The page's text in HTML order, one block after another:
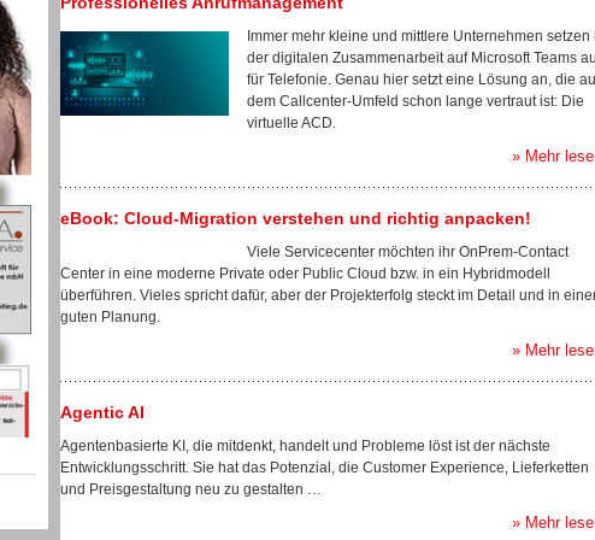
Immer mehr kleine und mittlere Unternehmen setzen
der digitalen Zusammenarbeit auf Microsoft Teams
für Telefonie. Genau hier setzt eine Lösung an, die
dem Callcenter-Umfeld schon lange vertraut ist: Die
virtuelle ACD.
» Mehr
eBook: Cloud-Migration verstehen und richtig anpacken!
Viele Servicecenter möchten ihr OnPrem-Contact
Center in eine moderne Private oder Public Cloud bzw. in ein Hybridmodell
überführen. Vieles spricht dafür, aber der Projekterfolg steckt im Detail und in
guten Planung.
» Mehr
Agentic AI
Agentenbasierte KI, die mitdenkt, handelt und Probleme löst ist der nächste
Entwicklungsschritt. Sie hat das Potenzial, die Customer Experience, Lieferketten
und Preisgestaltung neu zu gestalten …
» Mehr